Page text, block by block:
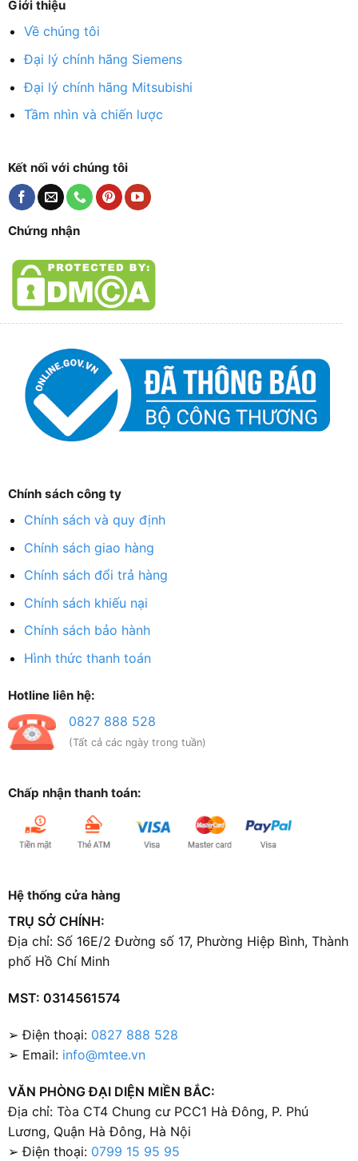
Giới thiệu
Về chúng tôi
Đại lý chính hãng Siemens
Đại lý chính hãng Mitsubishi
Tầm nhìn và chiến lược
Kết nối với chúng tôi
Chứng nhận
Chính sách công ty
Chính sách và quy định
Chính sách giao hàng
Chính sách đổi trả hàng
Chính sách khiếu nại
Chính sách bảo hành
Hình thức thanh toán
Hotline liên hệ:
0827 888 528
(Tất cả các ngày trong tuần)
Chấp nhận thanh toán:
Hệ thống cửa hàng
TRỤ SỞ CHÍNH:
Địa chỉ: Số 16E/2 Đường số 17, Phường Hiệp Bình, Thành
phố Hồ Chí Minh
MST: 0314561574
➢ Điện thoại: 0827 888 528
➢ Email: info@mtee.vn
VĂN PHÒNG ĐẠI DIỆN MIỀN BẮC:
Địa chỉ: Tòa CT4 Chung cư PCC1 Hà Đông, P. Phú
Lương, Quận Hà Đông, Hà Nội
➢ Điện thoại: 0799 15 95 95